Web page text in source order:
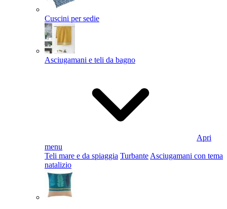
Cuscini per sedie
Asciugamani e teli da bagno
Apri
menu
Teli mare e da spiaggia Turbante Asciugamani con tema
natalizio